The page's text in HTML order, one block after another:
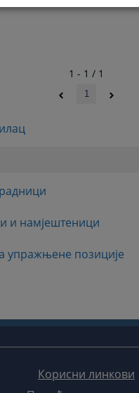
и намјештеници
упражњене позиције
1 - 1 / 1
1
Корисни линкови